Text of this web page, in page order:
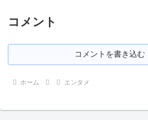
コメント
コメントを書き込む
ホーム エンタメ